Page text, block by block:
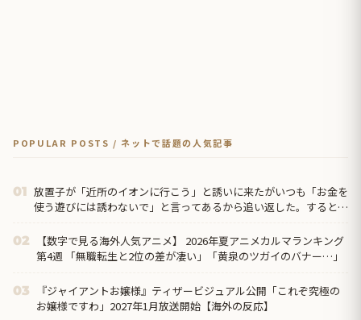
POPULAR POSTS / ネットで話題の人気記事
01 放置子が「近所のイオンに行こう」と誘いに来たがいつも「お金を
使う遊びには誘わないで」と言ってあるから追い返した。すると放
02
【数字で見る海外人気アニメ】 2026年夏アニメカルマランキング
第4週 「無職転生と2位の差が凄い」「黄泉のツガイのバナー…」
03
『ジャイアントお嬢様』ティザービジュアル公開「これぞ究極の
お嬢様ですわ」2027年1月放送開始【海外の反応】